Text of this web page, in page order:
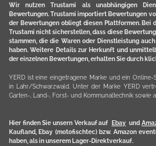
Wir nutzen Trustami als unabhängigen
Bewertungen. Trustami importiert Bewertungen
der Bewertungen obliegt diesen Plattformen. Bei
Trustami nicht sicherstellen, dass diese
stammen, die die Waren oder Dienstleistung
haben. Weitere Details zur Herkunft und
der einzelnen Bewertungen, erhalten Sie durch
YERD ist eine eingetragene Marke und ein
in Lahr/Schwarzwald. Unter der Marke YERD
Garten-, Land-, Forst- und Kommunaltechnik sowie
Hier finden Sie unsern Verkauf auf Ebayund
Kaufland, Ebay (motofischtec) bzw. Amazon
haben, als in unserem Lager-Direktverkauf.